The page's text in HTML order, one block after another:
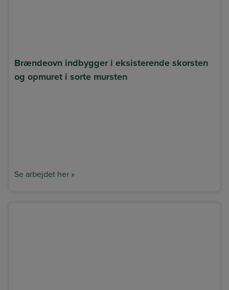
Brændeovn indbygger i eksisterende skorsten
og opmuret i sorte mursten
Se arbejdet her »